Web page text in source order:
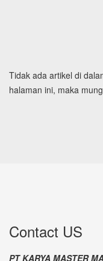
Tidak ada artikel di
halaman ini, maka
Contact US
PT KARYA MASTER